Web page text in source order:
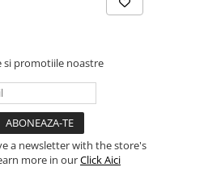
si promotiile noastre
a newsletter with the store's
more in ourClick Aici